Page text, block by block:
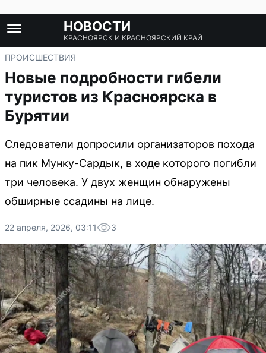
НОВОСТИ
КРАСНОЯРСК И КРАСНОЯРСКИЙ КРАЙ
ПРОИСШЕСТВИЯ
Новые подробности гибели
туристов из Красноярска в
Бурятии
Следователи допросили организаторов похода
на пик Мунку-Сардык, в ходе которого погибли
три человека. У двух женщин обнаружены
обширные ссадины на лице.
22 апреля, 2026, 03:11 3